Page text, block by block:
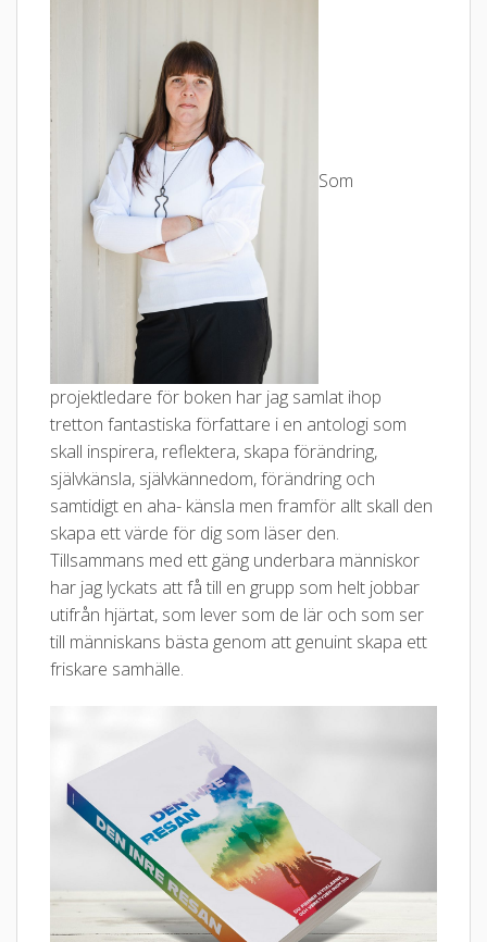
Som
projektledare för boken har jag samlat ihop
tretton fantastiska författare i en antologi som
skall inspirera, reflektera, skapa förändring,
självkänsla, självkännedom, förändring och
samtidigt en aha- känsla men framför allt skall den
skapa ett värde för dig som läser den.
Tillsammans med ett gäng underbara människor
har jag lyckats att få till en grupp som helt jobbar
utifrån hjärtat, som lever som de lär och som ser
till människans bästa genom att genuint skapa ett
friskare samhälle.